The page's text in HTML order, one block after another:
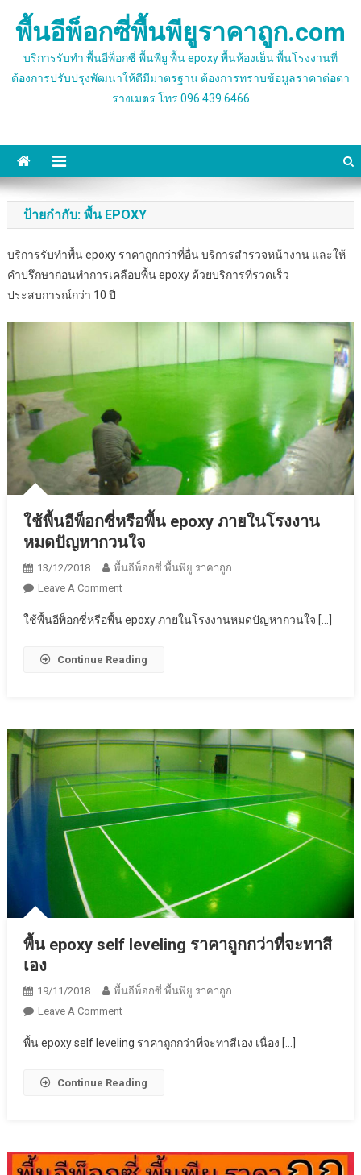
พื้นอีพ็อกซี่พื้นพียูราคาถูก.com
บริการรับทำ พื้นอีพ็อกซี่ พื้นพียู พื้น epoxy พื้นห้องเย็น พื้นโรงงานที่
ต้องการปรับปรุงพัฒนาให้ดีมีมาตรฐาน ต้องการทราบข้อมูลราคาต่อตา
รางเมตร โทร 096 439 6466
ป้ายกำกับ: พื้น EPOXY
บริการรับทำพื้น epoxy ราคาถูกกว่าที่อื่น บริการสำรวจหน้างาน และให้
คำปรึกษาก่อนทำการเคลือบพื้น epoxy ด้วยบริการที่รวดเร็ว
ประสบการณ์กว่า 10 ปี
ใช้พื้นอีพ็อกซี่หรือพื้น epoxy ภายในโรงงาน
หมดปัญหากวนใจ
13/12/2018
พื้นอีพ็อกซี่ พื้นพียู ราคาถูก
Leave A CommentOn
พื้น
อก
Epoxy
โรงงาน
หมด
ปัญหา
กวน
ใช้พื้นอีพ็อกซี่หรือพื้น epoxy ภายในโรงงานหมดปัญหากวนใจ […]
Continue Reading
พื้น epoxy self leveling ราคาถูกกว่าที่จะทาสี
เอง
19/11/2018
พื้นอีพ็อกซี่ พื้นพียู ราคาถูก
Leave A CommentOn
Epoxy
Leveling
ที่
พื้น epoxy self leveling ราคาถูกกว่าที่จะทาสีเอง เนื่อง […]
Continue Reading